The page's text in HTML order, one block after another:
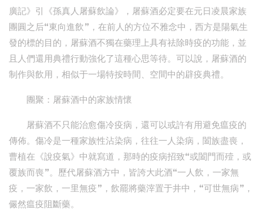
廣記》引《孫真人屠蘇飲論》，屠蘇酒必定要在元日凌晨家族
團圓之后“東向進飲”，在前人的方位不雅念中，西方是陽氣生
發的標的目的，屠蘇酒不獨在藥理上具有祛除時疫的功能，並
且人們還用典禮行動強化了這種心思等待。可以說，屠蘇酒的
制作與飲用，相似于一場特按時間、空間中的辟疫典禮。
團聚：屠蘇酒中的家族情懷
屠蘇酒不只能治愈傷冷疫病，還可以或許有用避免瘟疫的
傳佈。傷冷是一種家族性沾染病，往往一人染病，闔族盡喪，
曹植在《說疫氣》中就寫道，那時的疫病招致“或闔門而殪，或
覆族而喪”。歷代屠蘇酒方中，皆誇大此酒“一人飲，一家無
疫，一家飲，一里無疫”，飲罷將藥滓置于井中，“可世無病”，
儼然瘟疫阻斷藥。